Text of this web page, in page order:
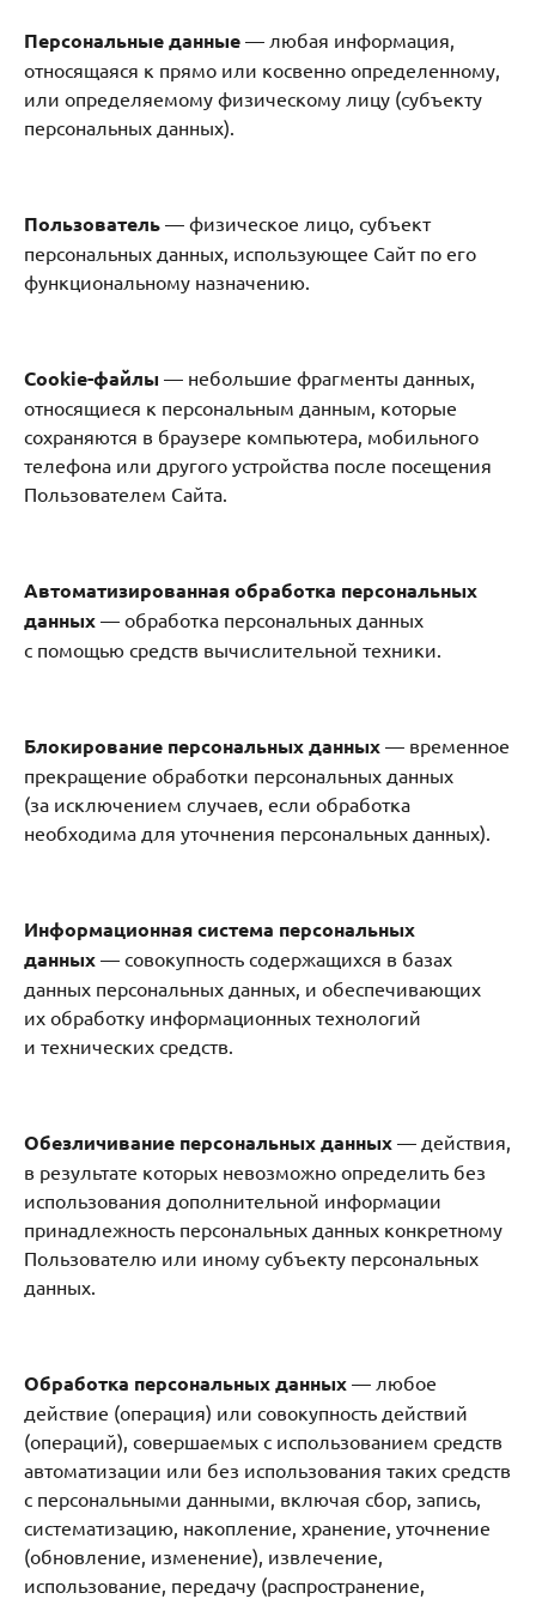
Персональные данные — любая информация,
относящаяся к прямо или косвенно определенному,
или определяемому физическому лицу (субъекту
персональных данных).
Пользователь — физическое лицо, субъект
персональных данных, использующее Сайт по его
функциональному назначению.
Cookie-файлы — небольшие фрагменты данных,
относящиеся к персональным данным, которые
сохраняются в браузере компьютера, мобильного
телефона или другого устройства после посещения
Пользователем Сайта.
Автоматизированная обработка персональных
данных — обработка персональных данных
с помощью средств вычислительной техники.
Блокирование персональных данных — временное
прекращение обработки персональных данных
(за исключением случаев, если обработка
необходима для уточнения персональных данных).
Информационная система персональных
данных — совокупность содержащихся в базах
данных персональных данных, и обеспечивающих
их обработку информационных технологий
и технических средств.
Обезличивание персональных данных — действия,
в результате которых невозможно определить без
использования дополнительной информации
принадлежность персональных данных конкретному
Пользователю или иному субъекту персональных
данных.
Обработка персональных данных — любое
действие (операция) или совокупность действий
(операций), совершаемых с использованием средств
автоматизации или без использования таких средств
с персональными данными, включая сбор, запись,
систематизацию, накопление, хранение, уточнение
(обновление, изменение), извлечение,
использование, передачу (распространение,